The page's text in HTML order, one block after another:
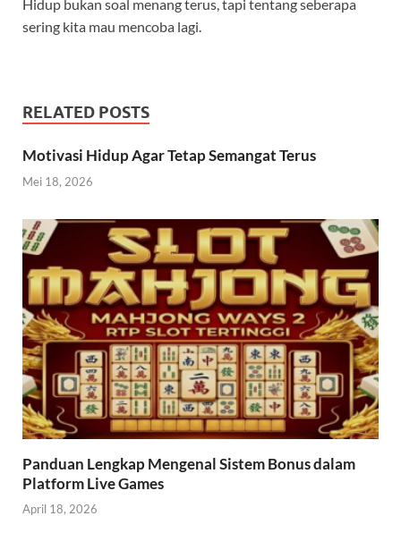
Hidup bukan soal menang terus, tapi tentang seberapa
sering kita mau mencoba lagi.
RELATED POSTS
Motivasi Hidup Agar Tetap Semangat Terus
Mei 18, 2026
Panduan Lengkap Mengenal Sistem Bonus dalam
Platform Live Games
April 18, 2026